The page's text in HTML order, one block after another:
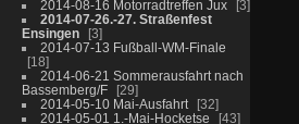
2014-08-16 Motorradtreffen Jux
3
2014-07-26.-27. Straßenfest
Ensingen
3
2014-07-13 Fußball-WM-Finale
18
2014-06-21 Sommerausfahrt nach
Bassemberg/F
29
2014-05-10 Mai-Ausfahrt
32
2014-05-01 1.-Mai-Hocketse
43